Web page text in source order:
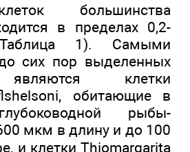
большинства
в пределах 0,2-
1). Самыми
сих пор выделенных
являются клетки
обитающие в
рыбы-
мкм в длину и до 100
и клетки Тhiomargarita